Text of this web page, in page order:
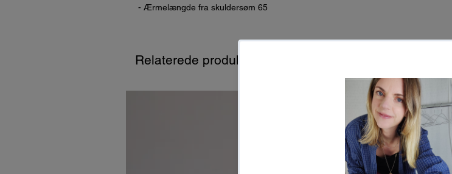
- Ærmelængde fra skuldersøm 65
Relaterede produkter